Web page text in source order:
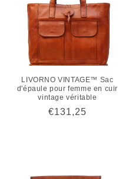
LIVORNO VINTAGE™ Sac
d'épaule pour femme en cuir
vintage véritable
Prix
€131,25